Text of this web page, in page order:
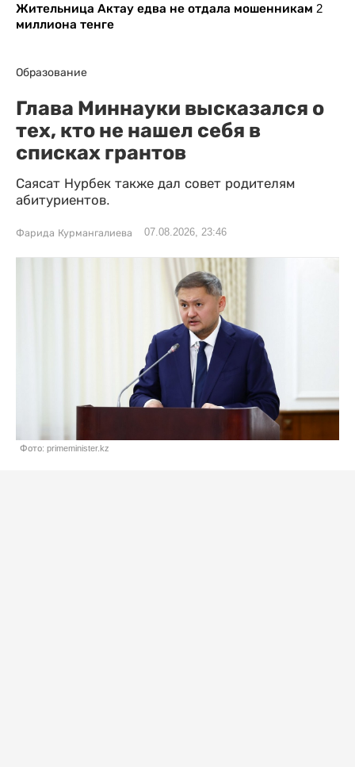
Жительница Актау едва не отдала мошенникам 2
миллиона тенге
Образование
Глава Миннауки высказался о
тех, кто не нашел себя в
списках грантов
Саясат Нурбек также дал совет родителям
абитуриентов.
Фарида Курмангалиева 07.08.2026, 23:46
Фото: primeminister.kz